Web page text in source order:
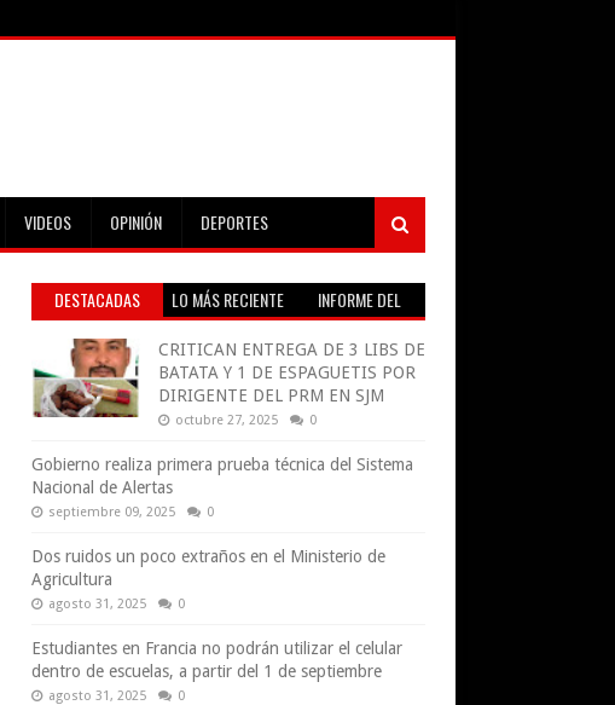
VIDEOS OPINIÓN DEPORTES
DESTACADAS LO MÁS RECIENTE
INFORME DEL
CRITICAN ENTREGA DE 3 LIBS DE
BATATA Y 1 DE ESPAGUETIS POR
DIRIGENTE DEL PRM EN SJM
octubre 27, 2025 0
Gobierno realiza primera prueba técnica del Sistema
Nacional de Alertas
septiembre 09, 2025 0
Dos ruidos un poco extraños en el Ministerio de
Agricultura
agosto 31, 2025 0
Estudiantes en Francia no podrán utilizar el celular
dentro de escuelas, a partir del 1 de septiembre
agosto 31, 2025 0